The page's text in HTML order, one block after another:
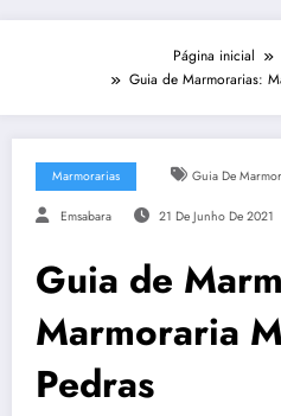
Página inicial
Guia de Marmorarias:
Marmorarias Guia De
Emsabara 21 De Junho De 2021
Guia de
Marmoraria
Pedras